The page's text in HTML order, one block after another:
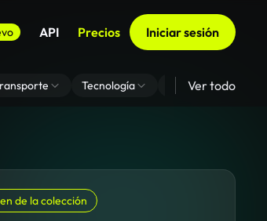
API Precios Iniciar sesión
Tecnología Zoom De Fondo
Ver todo
de la colección